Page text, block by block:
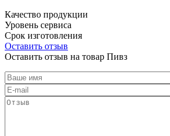
Качество продукции
Уровень сервиса
Срок изготовления
Оставить отзыв
Оставить отзыв на товар Пивз